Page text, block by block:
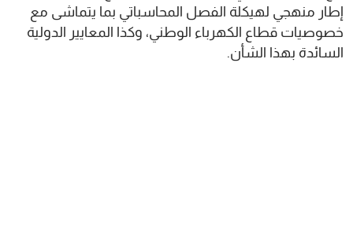
إطار منهجي لهيكلة الفصل المحاسباتي بما يتماشى مع
خصوصيات قطاع الكهرباء الوطني، وكذا المعايير الدولية
السائدة بهذا الشأن.